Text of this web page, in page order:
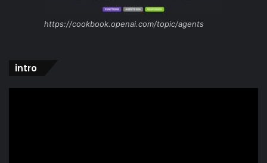
https://cookbook.openai.com/topic/agents
intro